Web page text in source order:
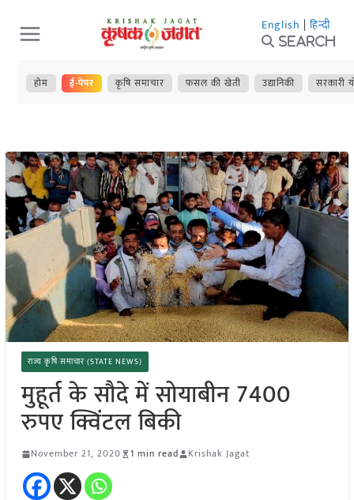
Skip
to
content
English | हिन्दी
Search
होम ई-पेपर कृषि समाचार फसल की खेती उद्यानिकी सरकारी
राज्य कृषि समाचार (STATE NEWS)
मुहूर्त के सौदे में सोयाबीन 7400
रुपए क्विंटल बिकी
November 21, 2020 1 min read Krishak Jagat